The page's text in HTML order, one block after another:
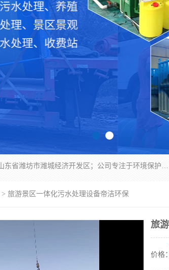
潍坊帝洁环保设备有限公司成立于2019年，位于山东省潍坊市潍城经济开发区；公司专注于环境保护专用设备及配件的研发、生产、安装与销售，同时涉及医用消毒设备、机电设备和仪器仪表的销售。此外，公司提供环保工程施工、环保技术研发与转让、技术服务以及环境工程专项设计服务，致力于为客户提供全面的环保解决方案，助力绿色可持续发展。
> 旅游景区一体化污水处理设备帝洁环保
旅
价格：